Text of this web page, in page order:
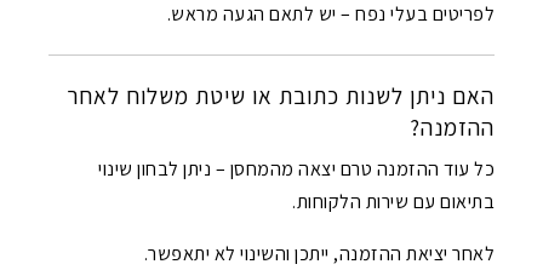
לפריטים בעלי נפח – יש לתאם הגעה מראש.
האם ניתן לשנות כתובת או שיטת משלוח לאחר
ההזמנה?
כל עוד ההזמנה טרם יצאה מהמחסן – ניתן לבחון שינוי
בתיאום עם שירות הלקוחות.
לאחר יציאת ההזמנה, ייתכן והשינוי לא יתאפשר.